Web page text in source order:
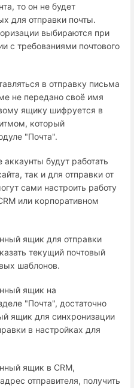
то он не будет
для отправки почты.
выбираются при
с требованиями почтового
в отправку письма
не передано своё имя
ящику шифруется в
который
"Почта".
будут работать
так и для отправки от
сами настроить работу
или корпоративном
ящик для отправки
текущий почтовый
шаблонов.
ящик на
"Почта", достаточно
ящик для синхронизации
в настройках для
ящик в CRM,
отправителя, получить